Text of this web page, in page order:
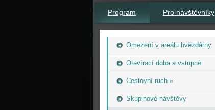
Program Pro návštěvníky
Omezení v areálu hvězdárny
Otevírací doba a vstupné
Cestovní ruch »
Skupinové návštěvy